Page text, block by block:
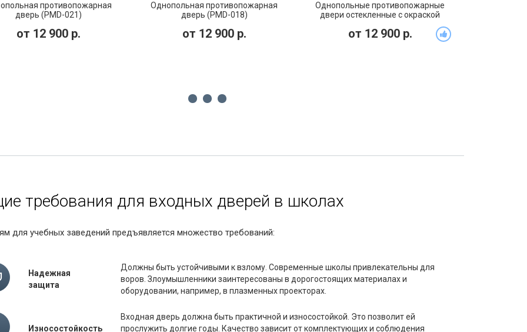
противопожарная
дверь (PMD-021)
от 12 900р.
Однопольная противопожарная
дверь (PMD-018)
от 12 900р.
Однопольные противопожарные
двери остекленные с окраской
от 12 900р.
требования для входных дверей в школах
для учебных заведений предъявляется множество требований:
Надежная
защита
Должны быть устойчивыми к взлому. Современные школы привлекательны для
воров. Злоумышленники заинтересованы в дорогостоящих материалах и
оборудовании, например, в плазменных проекторах.
Износостойкость
Входная дверь должна быть практичной и износостойкой. Это позволит ей
прослужить долгие годы. Качество зависит от комплектующих и соблюдения